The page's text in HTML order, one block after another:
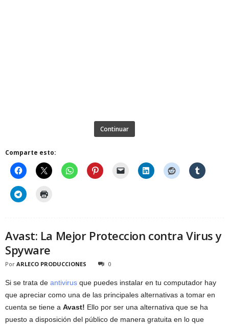
Continuar
Comparte esto:
Avast: La Mejor Proteccion contra Virus y
Spyware
Por ARLECO PRODUCCIONES 0
Si se trata de antivirus que puedes instalar en tu computador hay
que apreciar como una de las principales alternativas a tomar en
cuenta se tiene a Avast! Ello por ser una alternativa que se ha
puesto a disposición del público de manera gratuita en lo que